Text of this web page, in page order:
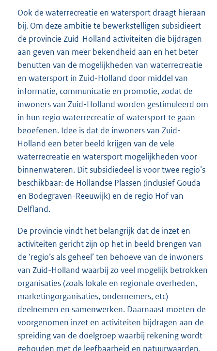
Ook de waterrecreatie en watersport draagt hieraan
bij. Om deze ambitie te bewerkstelligen subsidieert
de provincie Zuid-Holland activiteiten die bijdragen
aan geven van meer bekendheid aan en het beter
benutten van de mogelijkheden van waterrecreatie
en watersport in Zuid-Holland door middel van
informatie, communicatie en promotie, zodat de
inwoners van Zuid-Holland worden gestimuleerd om
in hun regio waterrecreatie of watersport te gaan
beoefenen. Idee is dat de inwoners van Zuid-
Holland een beter beeld krijgen van de vele
waterrecreatie en watersport mogelijkheden voor
binnenwateren. Dit subsidiedeel is voor twee regio’s
beschikbaar: de Hollandse Plassen (inclusief Gouda
en Bodegraven-Reeuwijk) en de regio Hof van
Delfland.
De provincie vindt het belangrijk dat de inzet en
activiteiten gericht zijn op het in beeld brengen van
de ‘regio’s als geheel’ ten behoeve van de inwoners
van Zuid-Holland waarbij zo veel mogelijk betrokken
organisaties (zoals lokale en regionale overheden,
marketingorganisaties, ondernemers, etc)
deelnemen en samenwerken. Daarnaast moeten de
voorgenomen inzet en activiteiten bijdragen aan de
spreiding van de doelgroep waarbij rekening wordt
gehouden met de leefbaarheid en natuurwaarden.